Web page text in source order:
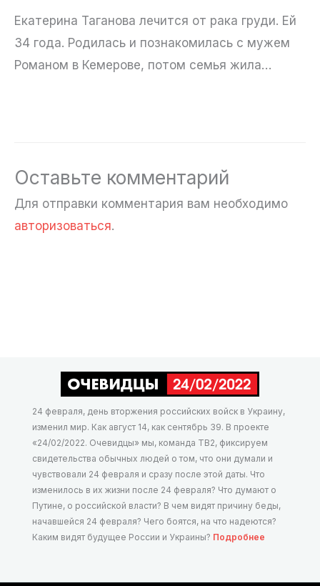
Екатерина Таганова лечится от рака груди. Ей
34 года. Родилась и познакомилась с мужем
Романом в Кемерове, потом семья жила…
Оставьте комментарий
Для отправки комментария вам необходимо
авторизоваться.
24 февраля, день вторжения российских войск в Украину,
изменил мир. Как август 14, как сентябрь 39. В проекте
«24/02/2022. Очевидцы» мы, команда ТВ2, фиксируем
свидетельства обычных людей о том, что они думали и
чувствовали 24 февраля и сразу после этой даты. Что
изменилось в их жизни после 24 февраля? Что думают о
Путине, о российской власти? В чем видят причину беды,
начавшейся 24 февраля? Чего боятся, на что надеются?
Каким видят будущее России и Украины? Подробнее